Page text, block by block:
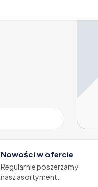
Nowości w ofercie
Regularnie poszerzamy
nasz asortyment.